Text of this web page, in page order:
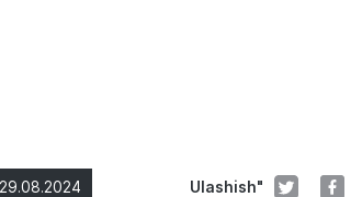
29.08.2024 Ulashish"